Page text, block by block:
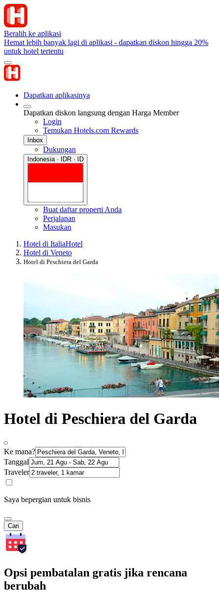
Beralih ke aplikasi
Hemat lebih banyak lagi di aplikasi - dapatkan diskon hingga 20%
untuk hotel tertentu
Dapatkan aplikasinya
Dapatkan diskon langsung dengan Harga Member
Login
Temukan Hotels.com Rewards
Inbox
Dukungan
Indonesia · IDR · ID
Buat daftar properti Anda
Perjalanan
Masukan
Hotel di ItaliaHotel
Hotel di Veneto
Hotel di Peschiera del Garda
Hotel di Peschiera del Garda
Ke mana?
Tanggal
Traveler
Saya bepergian untuk bisnis
Cari
Opsi pembatalan gratis jika rencana
berubah